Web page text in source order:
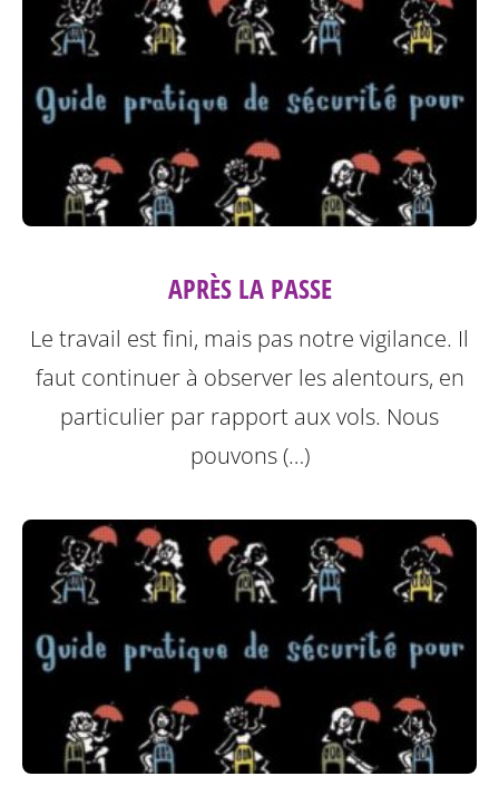
APRÈS LA PASSE
Le travail est fini, mais pas notre vigilance. Il
faut continuer à observer les alentours, en
particulier par rapport aux vols. Nous
pouvons (…)